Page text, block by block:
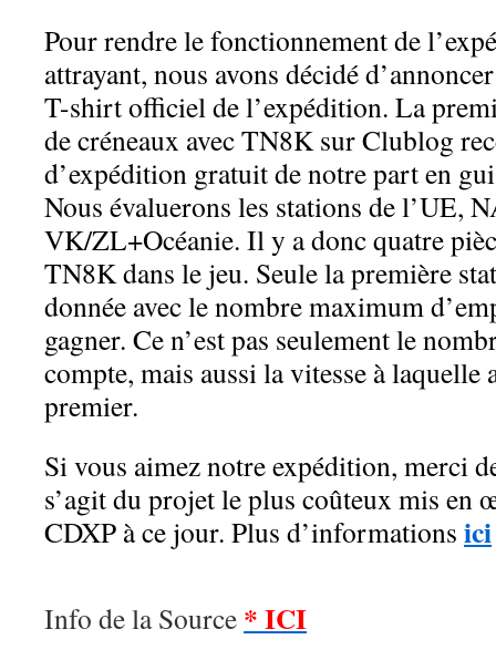
Pour rendre le fonctionnement de
attrayant, nous avons décidé
T-shirt officiel de l’expédition. La
de créneaux avec TN8K sur Clublog
d’expédition gratuit de notre part en
Nous évaluerons les stations de l’UE,
VK/ZL+Océanie. Il y a donc quatre
TN8K dans le jeu. Seule la première
donnée avec le nombre maximum
gagner. Ce n’est pas seulement le
compte, mais aussi la vitesse à laquelle
premier.
Si vous aimez notre expédition, merci
s’agit du projet le plus coûteux mis en
CDXP à ce jour. Plus d’informations ici
Info de la Source * ICI